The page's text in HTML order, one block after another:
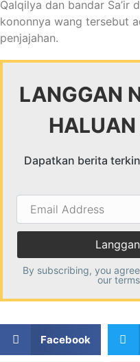
Qalqilya dan bandar Sa’ir
kononnya wang tersebut
penjajahan.
LANGGAN
HALUAN
Dapatkan berita
Email
Address
By subscribing, you
our
Facebook